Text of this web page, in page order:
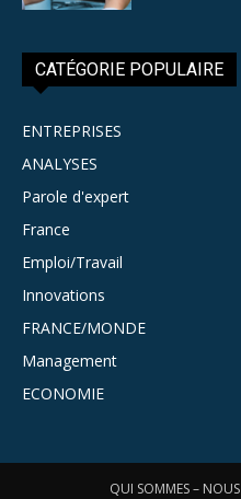
CATÉGORIE POPULAIRE
ENTREPRISES
ANALYSES
Parole d'expert
France
Emploi/Travail
Innovations
FRANCE/MONDE
Management
ECONOMIE
QUI SOMMES – NOUS